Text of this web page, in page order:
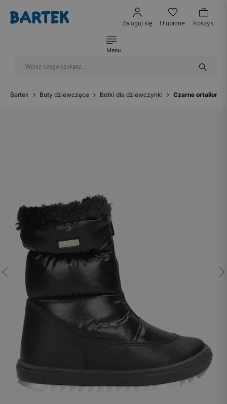
Zaloguj się Ulubione Koszyk
Menu
Bartek Buty dziewczęce Botki dla dziewczynki Czarne